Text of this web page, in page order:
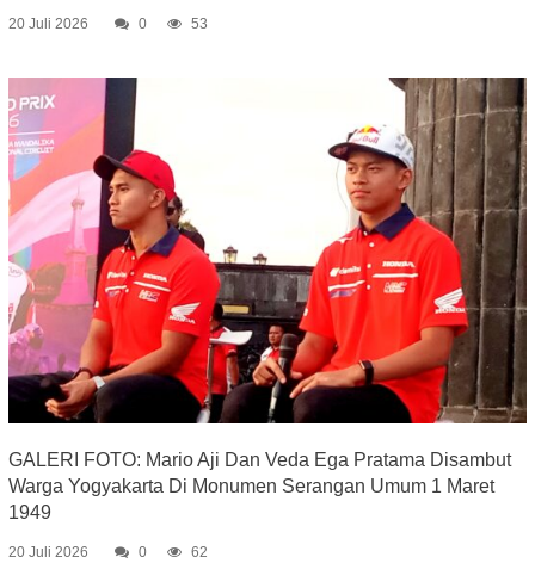
20 Juli 2026 0 53
GALERI FOTO: Mario Aji Dan Veda Ega Pratama Disambut
Warga Yogyakarta Di Monumen Serangan Umum 1 Maret
1949
20 Juli 2026 0 62